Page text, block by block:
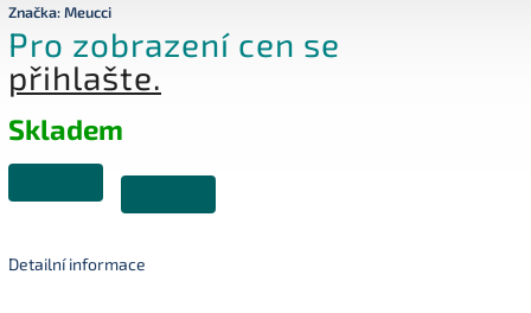
Značka:Meucci
Pro zobrazení cen se
přihlašte.
Skladem
Detailní informace